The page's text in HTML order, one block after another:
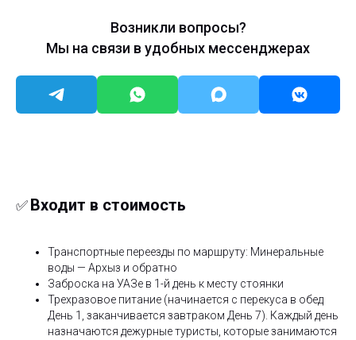
Возникли вопросы?
Мы на связи в удобных мессенджерах
✅Входит в стоимость
Транспортные переезды по маршруту: Минеральные
воды — Архыз и обратно
Заброска на УАЗе в 1-й день к месту стоянки
Трехразовое питание (начинается с перекуса в обед
День 1, заканчивается завтраком День 7). Каждый день
назначаются дежурные туристы, которые занимаются